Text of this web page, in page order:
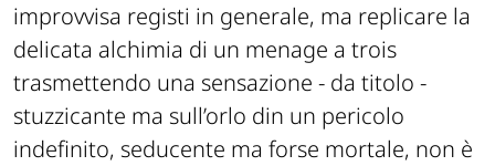
improvvisa registi in generale, ma replicare la
delicata alchimia di un menage a trois
trasmettendo una sensazione - da titolo -
stuzzicante ma sull’orlo din un pericolo
indefinito, seducente ma forse mortale, non è